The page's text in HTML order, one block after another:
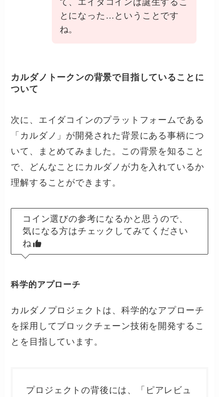
とになった…ということです
ね。
カルダノトークンの背景で目指していることに
ついて
次に、エイダコインのプラットフォームである
「カルダノ」が開発された背景にある事柄につ
いて、まとめてみました。この背景を知ること
で、どんなことにカルダノが力を入れているか
理解することができます。
コイン選びの参考になるかと思うので、
気になる方はチェックしてみてください
ね
科学的アプローチ
カルダノプロジェクトは、科学的なアプローチ
を採用してブロックチェーン技術を開発するこ
とを目指しています。
プロジェクトの背後には、「ピアレビュ